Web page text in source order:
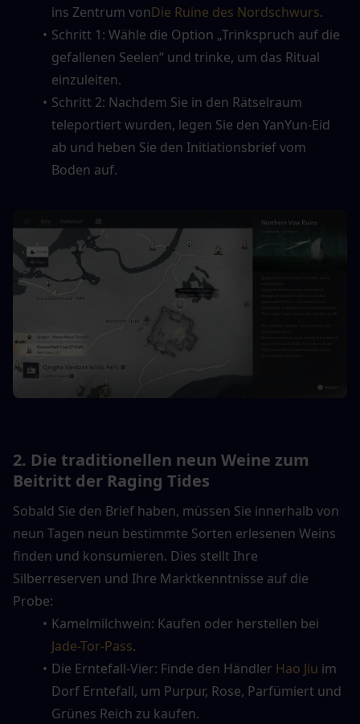
ins Zentrum vonDie Ruine des Nordschwurs.
Schritt 1: Wähle die Option „Trinkspruch auf die
gefallenen Seelen“ und trinke, um das Ritual
einzuleiten.
Schritt 2: Nachdem Sie in den Rätselraum
teleportiert wurden, legen Sie den YanYun-Eid
ab und heben Sie den Initiationsbrief vom
Boden auf.
2. Die traditionellen neun Weine zum
Beitritt der Raging Tides
Sobald Sie den Brief haben, müssen Sie innerhalb von
neun Tagen neun bestimmte Sorten erlesenen Weins
finden und konsumieren. Dies stellt Ihre
Silberreserven und Ihre Marktkenntnisse auf die
Probe:
Jade-Tor-Pass.
Die Erntefall-Vier: Finde den Händler Hao Jiu im
Dorf Erntefall, um Purpur, Rose, Parfümiert und
Grünes Reich zu kaufen.